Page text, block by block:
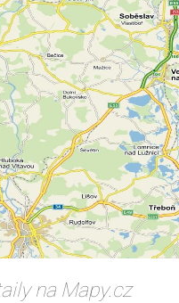
na Mapy.cz